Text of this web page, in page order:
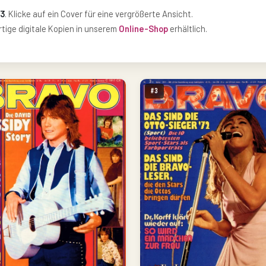
. Klicke auf ein Cover für eine vergrößerte Ansicht.
digitale Kopien in unserem Online-Shop erhältlich.
#3